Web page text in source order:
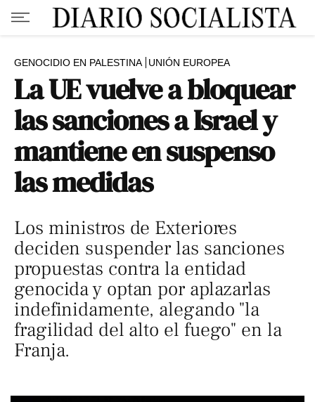
GENOCIDIO EN PALESTINA UNIÓN EUROPEA
La UE vuelve a bloquear
las sanciones a Israel y
mantiene en suspenso
las medidas
Los ministros de Exteriores
deciden suspender las sanciones
propuestas contra la entidad
genocida y optan por aplazarlas
indefinidamente, alegando "la
fragilidad del alto el fuego" en la
Franja.